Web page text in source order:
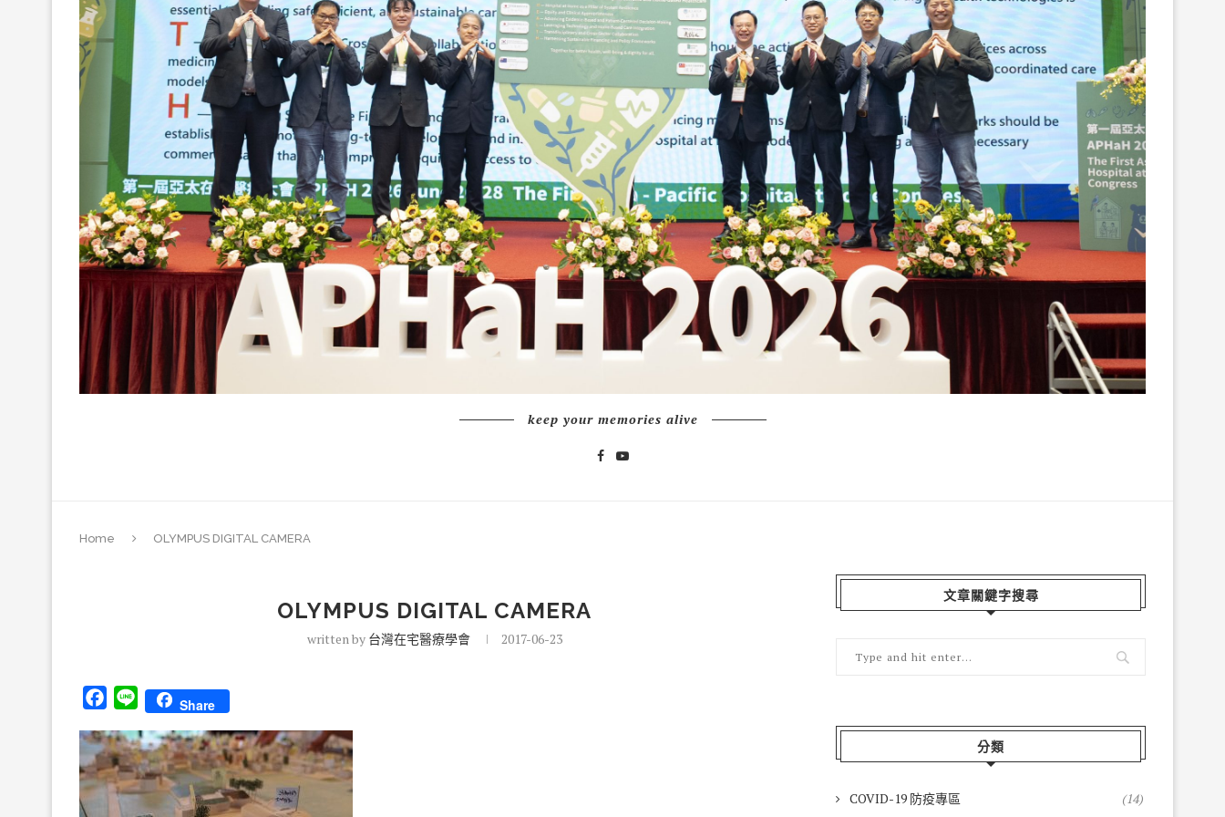
keep your memories alive
Home OLYMPUS DIGITAL CAMERA
OLYMPUS DIGITAL CAMERA
written by 台灣在宅醫療學會 2017-06-23
Facebook
Line Share
文章關鍵字搜尋
分類
COVID-19 防疫專區 (14)